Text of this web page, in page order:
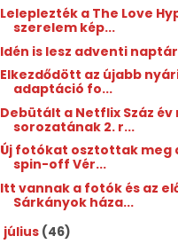
Leleplezték a The Love
szerelem kép...
Idén is lesz adventi
Elkezdődött az újabb
adaptáció fo...
Debütált a Netflix Száz
sorozatának 2. r...
Új fotókat osztottak meg
spin-off Vér...
Itt vannak a fotók és az
Sárkányok háza...
július (46)